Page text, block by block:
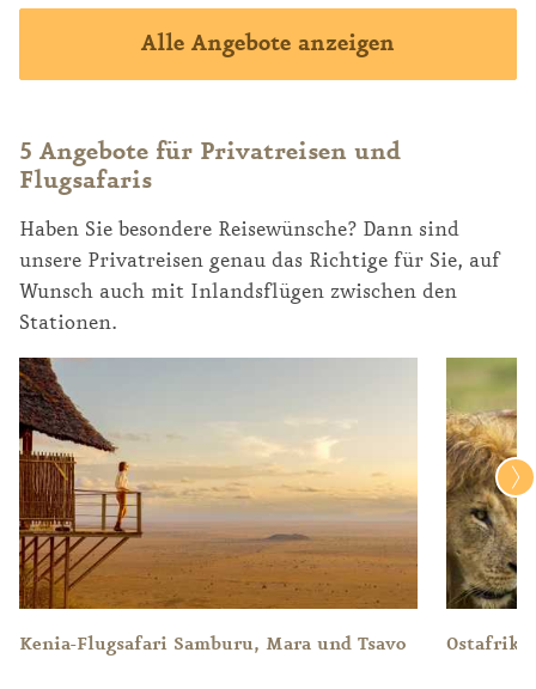
Alle Angebote anzeigen
5 Angebote für Privatreisen und
Flugsafaris
Haben Sie besondere Reisewünsche? Dann sind
unsere Privatreisen genau das Richtige für Sie, auf
Wunsch auch mit Inlandsflügen zwischen den
Stationen.
Kenia-Flugsafari Samburu, Mara und Tsavo Ostafrika